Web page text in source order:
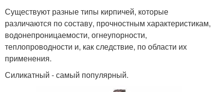
Существуют разные типы кирпичей, которые
различаются по составу, прочностным характеристикам,
водонепроницаемости, огнеупорности,
теплопроводности и, как следствие, по области их
применения.
Силикатный - самый популярный.